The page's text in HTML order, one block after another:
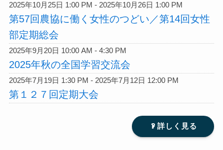
2025年10月25日 1:00 PM - 2025年10月26日 1:00 PM
第57回農協に働く女性のつどい／第14回女性
部定期総会
2025年9月20日 10:00 AM - 4:30 PM
2025年秋の全国学習交流会
2025年7月19日 1:30 PM - 2025年7月12日 12:00 PM
第１２７回定期大会
? 詳しく見る